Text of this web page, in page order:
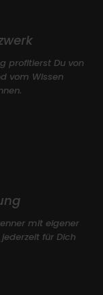
profitierst Du von
vom Wissen
mit eigener
für Dich